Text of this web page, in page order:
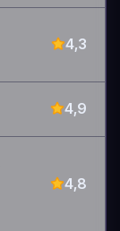
4,3
4,9
4,8